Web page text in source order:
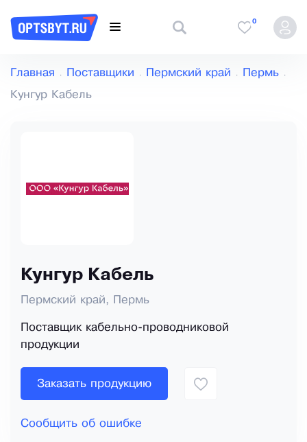
0
Главная Поставщики Пермский край Пермь
Кунгур Кабель
Кунгур Кабель
Пермский край, Пермь
Поставщик кабельно-проводниковой
продукции
Заказать продукцию
Сообщить об ошибке